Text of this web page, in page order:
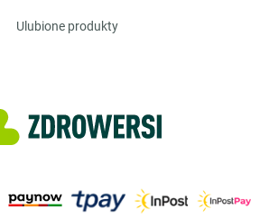
ulubione produkty